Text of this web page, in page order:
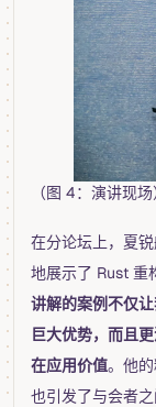
（图 4：演讲现场
在分论坛上，夏
地展示了 Rust 重
讲解的案例不仅
巨大优势，而且
在应用价值。他
也引发了与会者